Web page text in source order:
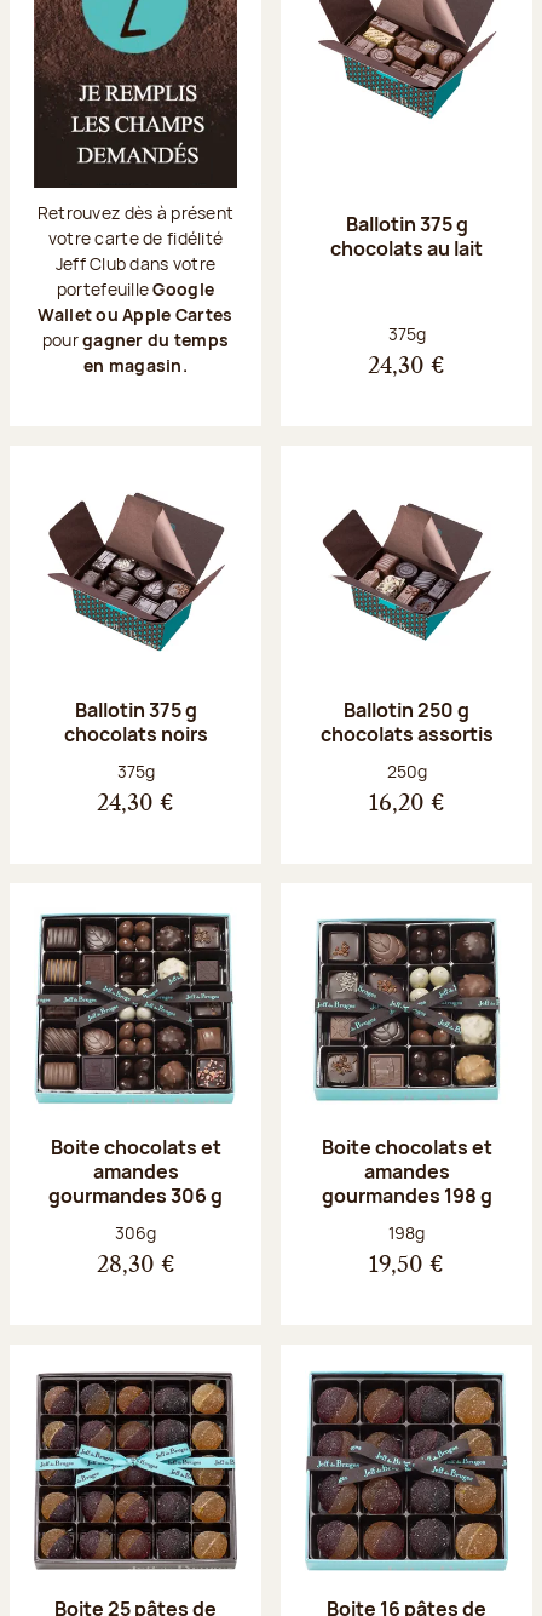
Retrouvez dès à présent
votre carte de fidélité
Jeff Club dans votre
portefeuilleGoogle
Wallet ou Apple Cartes
pourgagner du temps
en magasin.
Ballotin 375 g
chocolats au lait
Poids net :
375g
24,30 €
Ballotin 375 g
chocolats noirs
Poids net :
375g
24,30 €
Ballotin 250 g
chocolats assortis
Poids net :
250g
16,20 €
Boite chocolats et
amandes
gourmandes 306 g
Poids net :
306g
28,30 €
Boite chocolats et
amandes
gourmandes 198 g
Poids net :
198g
19,50 €
Boite 25 pâtes de Boite 16 pâtes de